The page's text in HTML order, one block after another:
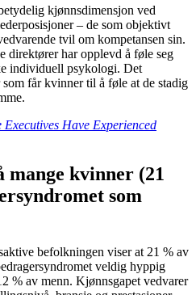
kjønnsdimensjon ved
– de som objektivt
tvil om kompetansen sin.
direktører har opplevd å føle seg
individuell psykologi. Det
får kvinner til å føle at de stadig
Have Experienced
mange kvinner (21
som
befolkningen viser at 21 % av
veldig hyppig
% av menn. Kjønnsgapet vedvarer